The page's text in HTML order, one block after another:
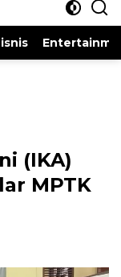
(IKA)
MPTK